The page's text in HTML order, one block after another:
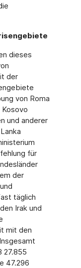
dieses
der
von Roma
Kosovo
und anderer
für
der
täglich
Irak und
mit den
27.855
47.296